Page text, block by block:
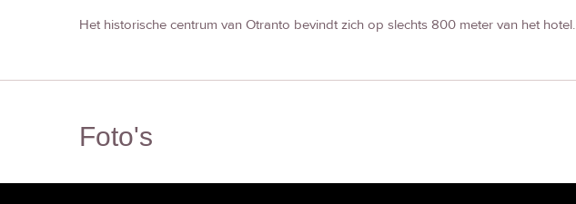
Het historische centrum van Otranto bevindt zich op slechts 800 meter van het hotel.
Foto's